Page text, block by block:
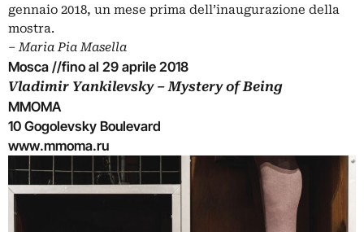
gennaio 2018, un mese prima dell’inaugurazione della
mostra.
‒ Maria Pia Masella
Mosca //fino al 29 aprile 2018
Vladimir Yankilevsky ‒ Mystery of Being
MMOMA
10 Gogolevsky Boulevard
www.mmoma.ru